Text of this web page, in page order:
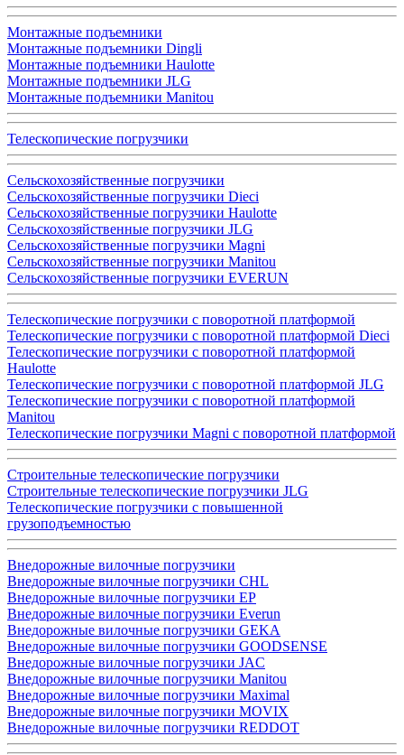
Монтажные подъемники
Монтажные подъемники Dingli
Монтажные подъемники Haulotte
Монтажные подъемники JLG
Монтажные подъемники Manitou
Телескопические погрузчики
Сельскохозяйственные погрузчики
Сельскохозяйственные погрузчики Dieci
Сельскохозяйственные погрузчики Haulotte
Сельскохозяйственные погрузчики JLG
Сельскохозяйственные погрузчики Magni
Сельскохозяйственные погрузчики Manitou
Сельскохозяйственные погрузчики EVERUN
Телескопические погрузчики с поворотной платформой
Телескопические погрузчики с поворотной платформой Dieci
Телескопические погрузчики с поворотной платформой
Haulotte
Телескопические погрузчики с поворотной платформой JLG
Телескопические погрузчики с поворотной платформой
Manitou
Телескопические погрузчики Magni с поворотной платформой
Строительные телескопические погрузчики
Строительные телескопические погрузчики JLG
Телескопические погрузчики с повышенной
грузоподъемностью
Внедорожные вилочные погрузчики
Внедорожные вилочные погрузчики CHL
Внедорожные вилочные погрузчики EP
Внедорожные вилочные погрузчики Everun
Внедорожные вилочные погрузчики GEKA
Внедорожные вилочные погрузчики GOODSENSE
Внедорожные вилочные погрузчики JAC
Внедорожные вилочные погрузчики Manitou
Внедорожные вилочные погрузчики Maximal
Внедорожные вилочные погрузчики MOVIX
Внедорожные вилочные погрузчики REDDOT